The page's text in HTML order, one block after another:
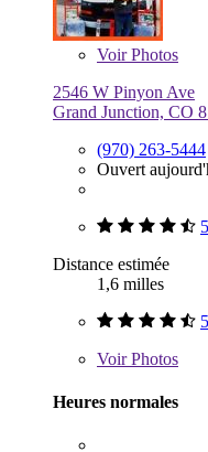
VoirPhotos
2546 W Pinyon Ave
Grand Junction, CO
(970) 263-5444
Ouvert
Distance estimée
1,6 milles
VoirPhotos
Heures normales